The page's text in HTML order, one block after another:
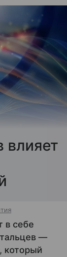
влияет
в себе
—
который